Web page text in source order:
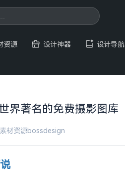
资源 设计神器 设计导航
界著名的免费摄影图库
素材资源bossdesign